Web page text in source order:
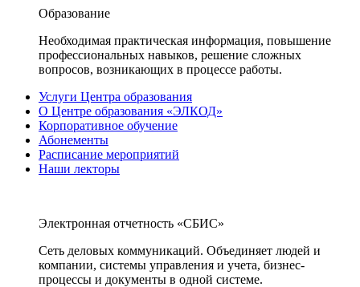
Образование
Необходимая практическая информация, повышение
профессиональных навыков, решение сложных
вопросов, возникающих в процессе работы.
Услуги Центра образования
О Центре образования «ЭЛКОД»
Корпоративное обучение
Абонементы
Расписание мероприятий
Наши лекторы
Электронная отчетность «СБИС»
Сеть деловых коммуникаций. Объединяет людей и
компании, системы управления и учета, бизнес-
процессы и документы в одной системе.